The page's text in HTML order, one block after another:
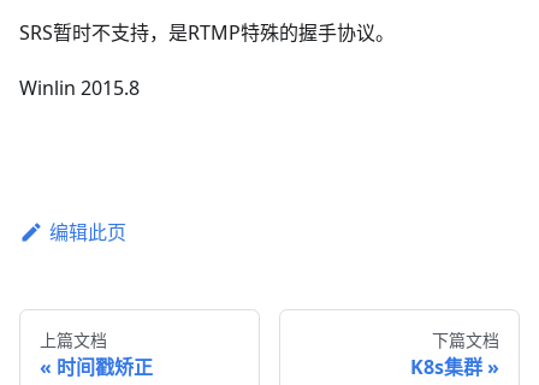
SRS暂时不支持，是RTMP特殊的握手协议。
Winlin 2015.8
编辑此页
上篇文档
时间戳矫正
下篇文档
K8s集群